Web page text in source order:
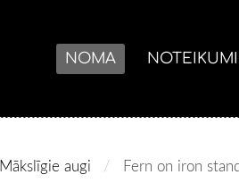
NOMA NOTEIKUMI
Mākslīgie augi Fern on iron